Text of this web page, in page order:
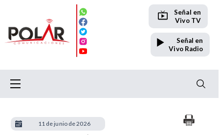
Señal en
Vivo TV
Señal en
Vivo Radio
11 de junio de 2026